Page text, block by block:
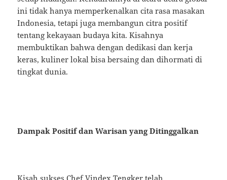
ini tidak hanya memperkenalkan cita rasa masakan
Indonesia, tetapi juga membangun citra positif
tentang kekayaan budaya kita. Kisahnya
membuktikan bahwa dengan dedikasi dan kerja
keras, kuliner lokal bisa bersaing dan dihormati di
tingkat dunia.
Dampak Positif dan Warisan yang Ditinggalkan